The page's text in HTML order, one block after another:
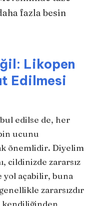
fazla besin
Likopen
Edilmesi
edilse de, her
ucunu
önemlidir. Diyelim
cildinizde zararsız
açabilir, buna
zararsızdır
kendiliğinden